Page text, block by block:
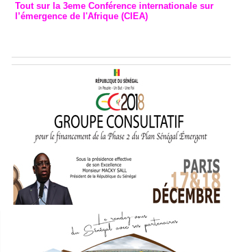
Tout sur la 3eme Conférence internationale sur
l’émergence de l'Afrique (CIEA)